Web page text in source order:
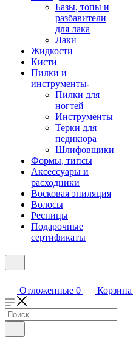
Базы, топы и
разбавители
для лака
Лаки
Жидкости
Кисти
Пилки и
инструменты
Пилки для
ногтей
Инструменты
Терки для
педикюра
Шлифовщики
Формы, типсы
Аксессуары и
расходники
Восковая эпиляция
Волосы
Ресницы
Подарочные
сертификаты
Отложенные 0 Корзина